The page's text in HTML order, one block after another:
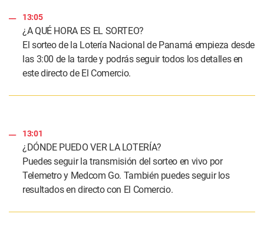
13:05
¿A QUÉ HORA ES EL SORTEO?
El sorteo de la Lotería Nacional de Panamá empieza desde
las 3:00 de la tarde y podrás seguir todos los detalles en
este directo de El Comercio.
13:01
¿DÓNDE PUEDO VER LA LOTERÍA?
Puedes seguir la transmisión del sorteo en vivo por
Telemetro y Medcom Go. También puedes seguir los
resultados en directo con El Comercio.